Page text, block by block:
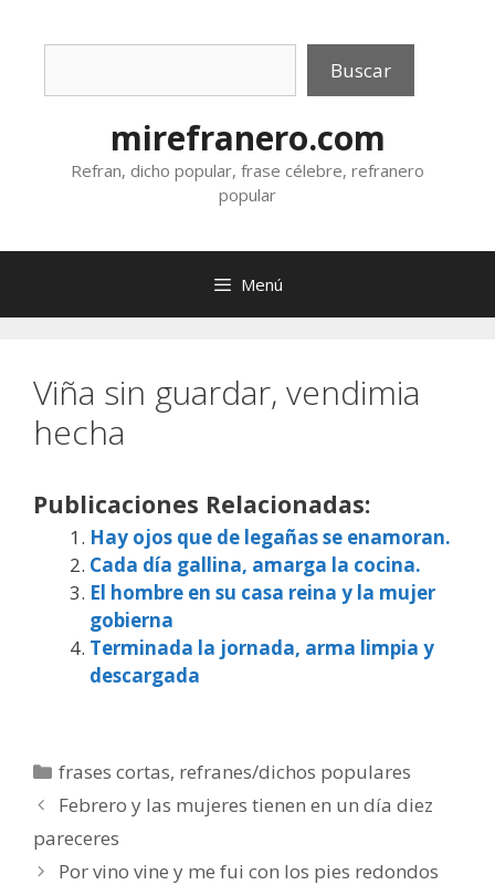
Buscar
mirefranero.com
Refran, dicho popular, frase célebre, refranero
popular
Menú
Viña sin guardar, vendimia
hecha
Publicaciones Relacionadas:
Hay ojos que de legañas se enamoran.
Cada día gallina, amarga la cocina.
El hombre en su casa reina y la mujer
gobierna
Terminada la jornada, arma limpia y
descargada
Categorías
frases cortas, refranes/dichos populares
Febrero y las mujeres tienen en un día diez
pareceres
Por vino vine y me fui con los pies redondos